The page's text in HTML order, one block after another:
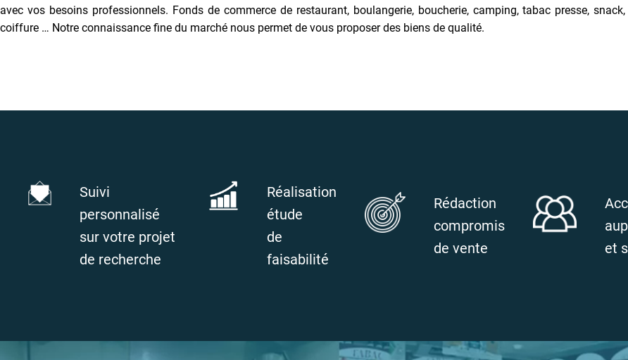
avec vos besoins professionnels. Fonds de commerce de restaurant, boulangerie, boucherie, camping, tabac presse,
coiffure … Notre connaissance fine du marché nous permet de vous proposer des biens de qualité.
Suivi
personnalisé
sur votre projet
de recherche
Réalisation
étude
de
faisabilité
Rédaction
compromis
de vente
et